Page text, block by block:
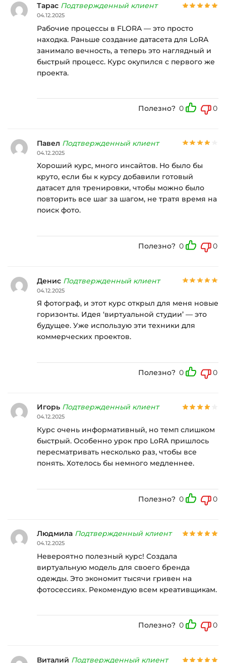
Тарас Подтвержденный клиент
04.12.2025
Рабочие процессы в FLORA — это просто
находка. Раньше создание датасета для LoRA
занимало вечность, а теперь это наглядный и
быстрый процесс. Курс окупился с первого же
проекта.
Полезно? 0 0
Павел Подтвержденный клиент
04.12.2025
Хороший курс, много инсайтов. Но было бы
круто, если бы к курсу добавили готовый
датасет для тренировки, чтобы можно было
повторить все шаг за шагом, не тратя время на
поиск фото.
Полезно? 0 0
Денис Подтвержденный клиент
04.12.2025
Я фотограф, и этот курс открыл для меня новые
горизонты. Идея ‘виртуальной студии’ — это
будущее. Уже использую эти техники для
коммерческих проектов.
Полезно? 0 0
Игорь Подтвержденный клиент
04.12.2025
Курс очень информативный, но темп слишком
быстрый. Особенно урок про LoRA пришлось
пересматривать несколько раз, чтобы все
понять. Хотелось бы немного медленнее.
Полезно? 0 0
Людмила Подтвержденный клиент
04.12.2025
Невероятно полезный курс! Создала
виртуальную модель для своего бренда
одежды. Это экономит тысячи гривен на
фотосессиях. Рекомендую всем креативщикам.
Полезно? 0 0
Виталий Подтвержденный клиент